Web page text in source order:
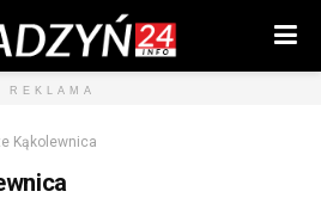
REKLAMA
Kąkolewnica